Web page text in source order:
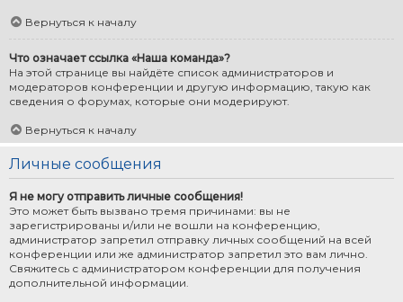
Вернуться к началу
Что означает ссылка «Наша команда»?
На этой странице вы найдёте список администраторов и
модераторов конференции и другую информацию, такую как
сведения о форумах, которые они модерируют.
Вернуться к началу
Личные сообщения
Я не могу отправить личные сообщения!
Это может быть вызвано тремя причинами: вы не
зарегистрированы и/или не вошли на конференцию,
администратор запретил отправку личных сообщений на всей
конференции или же администратор запретил это вам лично.
Свяжитесь с администратором конференции для получения
дополнительной информации.